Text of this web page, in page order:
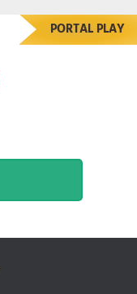
PORTAL PLAY